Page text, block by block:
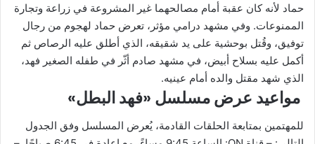
حماد لأنه كان عقبة أمام مصالحهما غير المشروعة في زراعة وتجارة
الممنوعات. وفي مشهد درامي مؤثر، تعرض حماد لهجوم من رجال
توفيق، وقُتل بوحشية على يد شقيقه، الذي أطلق عليه الرصاص ثم
أكمل عليه بسلاح أبيض، في مشهد صادم أثّر في طفله الصغير فهد،
الذي شهد مقتل والده أمام عينيه.
مواعيد عرض مسلسل «فهد البطل»
للمهتمين بمتابعة الحلقات القادمة، يُعرض المسلسل وفق الجدول